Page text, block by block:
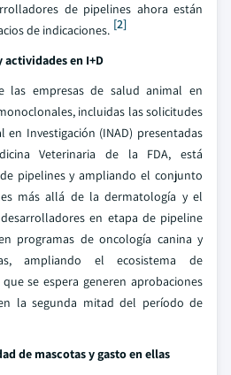
de pipelines ahora están
de indicaciones. [2]
en I+D
las empresas de salud animal en
incluidas las solicitudes
en Investigación (INAD) presentadas
Veterinaria de la FDA, está
pipelines y ampliando el conjunto
más allá de la dermatología y el
en etapa de pipeline
programas de oncología canina y
ampliando el ecosistema de
se espera generen aprobaciones
la segunda mitad del período de
de mascotas y gasto en ellas